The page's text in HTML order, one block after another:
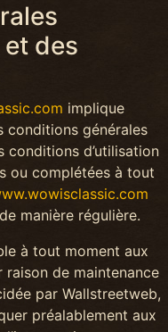
des
implique
conditions générales
conditions d’utilisation
ou complétées à tout
manière régulière.
à tout moment aux
de maintenance
par Wallstreetweb,
préalablement aux